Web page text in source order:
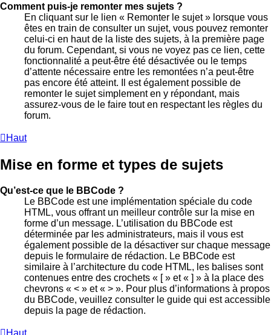
Comment puis-je remonter mes sujets ?
En cliquant sur le lien « Remonter le sujet » lorsque vous
êtes en train de consulter un sujet, vous pouvez remonter
celui-ci en haut de la liste des sujets, à la première page
du forum. Cependant, si vous ne voyez pas ce lien, cette
fonctionnalité a peut-être été désactivée ou le temps
d’attente nécessaire entre les remontées n’a peut-être
pas encore été atteint. Il est également possible de
remonter le sujet simplement en y répondant, mais
assurez-vous de le faire tout en respectant les règles du
forum.
Haut
Mise en forme et types de sujets
Qu’est-ce que le BBCode ?
Le BBCode est une implémentation spéciale du code
HTML, vous offrant un meilleur contrôle sur la mise en
forme d’un message. L’utilisation du BBCode est
déterminée par les administrateurs, mais il vous est
également possible de la désactiver sur chaque message
depuis le formulaire de rédaction. Le BBCode est
similaire à l’architecture du code HTML, les balises sont
contenues entre des crochets « [ » et « ] » à la place des
chevrons « < » et « > ». Pour plus d’informations à propos
du BBCode, veuillez consulter le guide qui est accessible
depuis la page de rédaction.
Haut